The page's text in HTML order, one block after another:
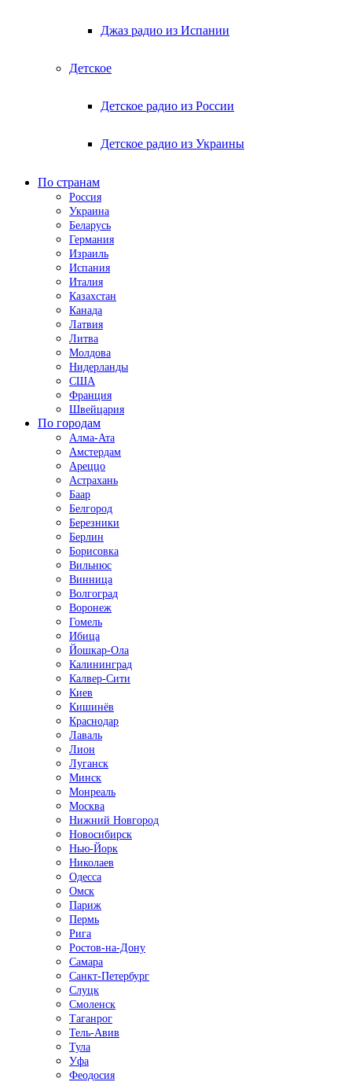
Джаз радио из Испании
Детское
Детское радио из России
Детское радио из Украины
По странам
Россия
Украина
Беларусь
Германия
Израиль
Испания
Италия
Казахстан
Канада
Латвия
Литва
Молдова
Нидерланды
США
Франция
Швейцария
По городам
Алма-Ата
Амстердам
Ареццо
Астрахань
Баар
Белгород
Березники
Берлин
Борисовка
Вильнюс
Винница
Волгоград
Воронеж
Гомель
Ибица
Йошкар-Ола
Калининград
Калвер-Сити
Киев
Кишинёв
Краснодар
Лаваль
Лион
Луганск
Минск
Монреаль
Москва
Нижний Новгород
Новосибирск
Нью-Йорк
Николаев
Одесса
Омск
Париж
Пермь
Рига
Ростов-на-Дону
Самара
Санкт-Петербург
Слуцк
Смоленск
Таганрог
Тель-Авив
Тула
Уфа
Феодосия